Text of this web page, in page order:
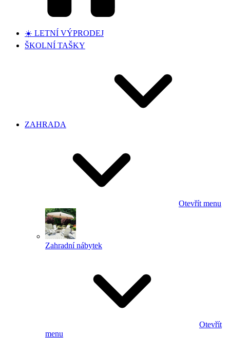
☀️ LETNÍ VÝPRODEJ
ŠKOLNÍ TAŠKY
ZAHRADA
Otevřít menu
Zahradní nábytek
Otevřít
menu